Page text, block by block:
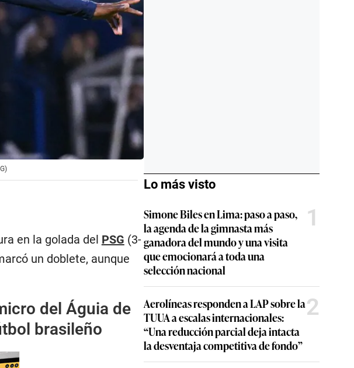
en la golada del PSG (3-
un doblete, aunque
del Águia de
brasileño
Lo más visto
Simone Biles en Lima: paso a paso,
la agenda de la gimnasta más
ganadora del mundo y una visita
que emocionará a toda una
selección nacional
1
Aerolíneas responden a LAP sobre la
TUUA a escalas internacionales:
“Una reducción parcial deja intacta
la desventaja competitiva de fondo”
2